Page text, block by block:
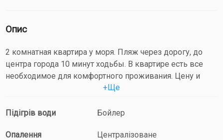
Опис
2 комнатная квартира у моря. Пляж через дорогу, до
центра города 10 минут ходьбы. В квартире есть все
необходимое для комфортного проживания. Цену и
количество спальных мест уточняйте по тел. или Viber.
+Ще
Підігрів води Бойлер
Опалення Централізоване